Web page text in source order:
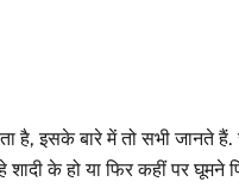
है, इसके बारे में तो सभी जानते
शादी के हो या फिर कहीं पर